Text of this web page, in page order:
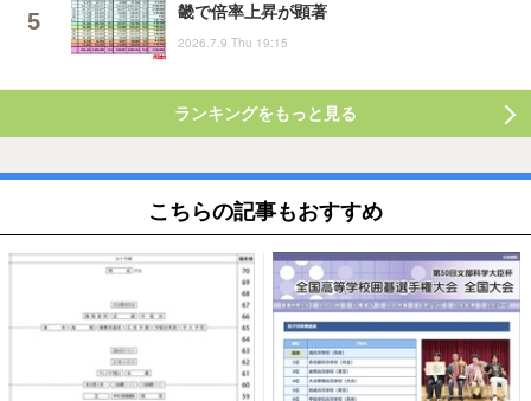
畿で倍率上昇が顕著
2026.7.9 Thu 19:15
ランキングをもっと見る
こちらの記事もおすすめ